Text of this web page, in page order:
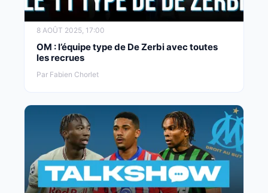
8 AOÛT 2025, 17:00
OM : l’équipe type de De Zerbi avec toutes
les recrues
Par Fabien Chorlet